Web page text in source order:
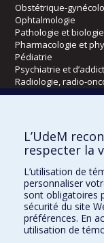
Obstétrique-
Ophtalmologie
Pathologie et
Pharmacologie et
Pédiatrie
Psychiatrie et
Radiologie, radio-
Kinésiologie et des
Orthophonie et
Réadaptation
Directions
DPC
CPASS
L’UdeM
respecter la
L’utilisation de
personnaliser
sont obligatoires
sécurité du site
préférences. En
utilisation de